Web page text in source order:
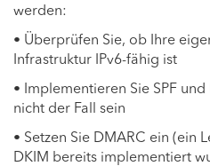
werden:
• Überprüfen Sie, ob Ihre
Infrastruktur IPv6-fähig ist
• Implementieren Sie SPF
nicht der Fall sein
• Setzen Sie DMARC ein (ein
DKIM bereits implementiert